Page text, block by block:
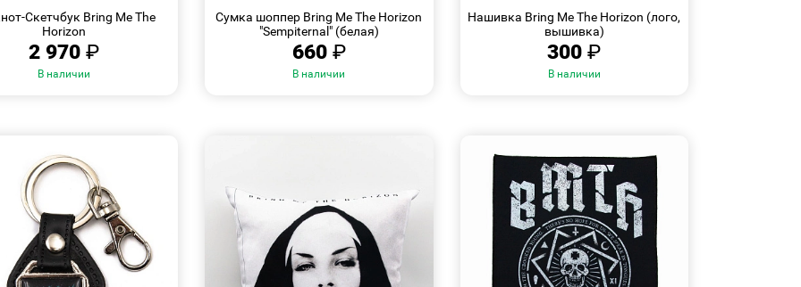
Скетчбук Bring Me The
Horizon
2 970 ₽
В наличии
Сумка шоппер Bring Me The Horizon
"Sempiternal" (белая)
660 ₽
В наличии
Нашивка Bring Me The Horizon (лого,
вышивка)
300₽
В наличии